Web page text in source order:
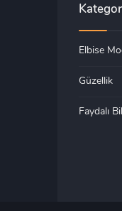
Elbise
Güzellik
Faydalı